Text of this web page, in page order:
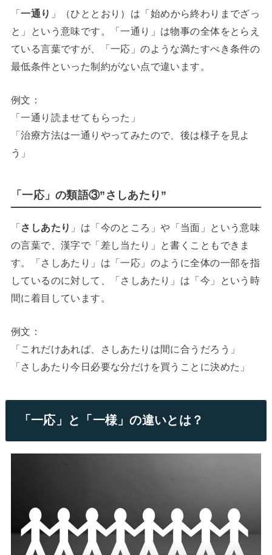
「一通り 」（ひととおり）は「始めから終わりまでざっ
と」という意味です。「一通り」は物事の全体をとらえ
ている言葉ですが、「一応」のような満たすべき条件の
最低条件といった制約がない点で違います。
例文：
「一通り読ませてもらった」
「治療方法は一通りやってみたので、後は様子を見よ
う」
「一応」の類語③”さしあたり”
「さしあたり 」は「今のところ」や「当面」という意味
の言葉で、漢字で「差し当たり」と書くこともできま
す。「さしあたり」は「一応」のように全体の一部を指
しているのに対して、「さしあたり」は「今」という時
間に着目しています。
例文：
「これだけあれば、さしあたりは間に合うだろう」
「さしあたり今日必要な分だけを買うことに決めた」
「一応」と「一様」の違いとは？